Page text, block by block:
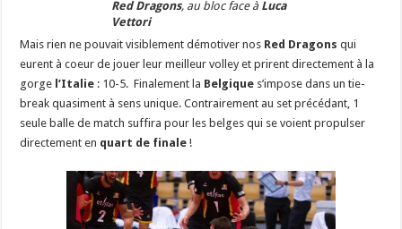
Red Dragons, au bloc face à Luca
Vettori
Mais rien ne pouvait visiblement démotiver nos Red Dragons qui
eurent à coeur de jouer leur meilleur volley et prirent directement à la
gorge l’Italie : 10-5. Finalement la Belgique s’impose dans un tie-
break quasiment à sens unique. Contrairement au set précédant, 1
seule balle de match suffira pour les belges qui se voient propulser
directement en quart de finale !